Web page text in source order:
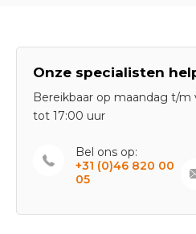
Onze specialisten
Bereikbaar op maandag t/
tot 17:00 uur
Bel ons op:
+31 (0)46 820 00
05